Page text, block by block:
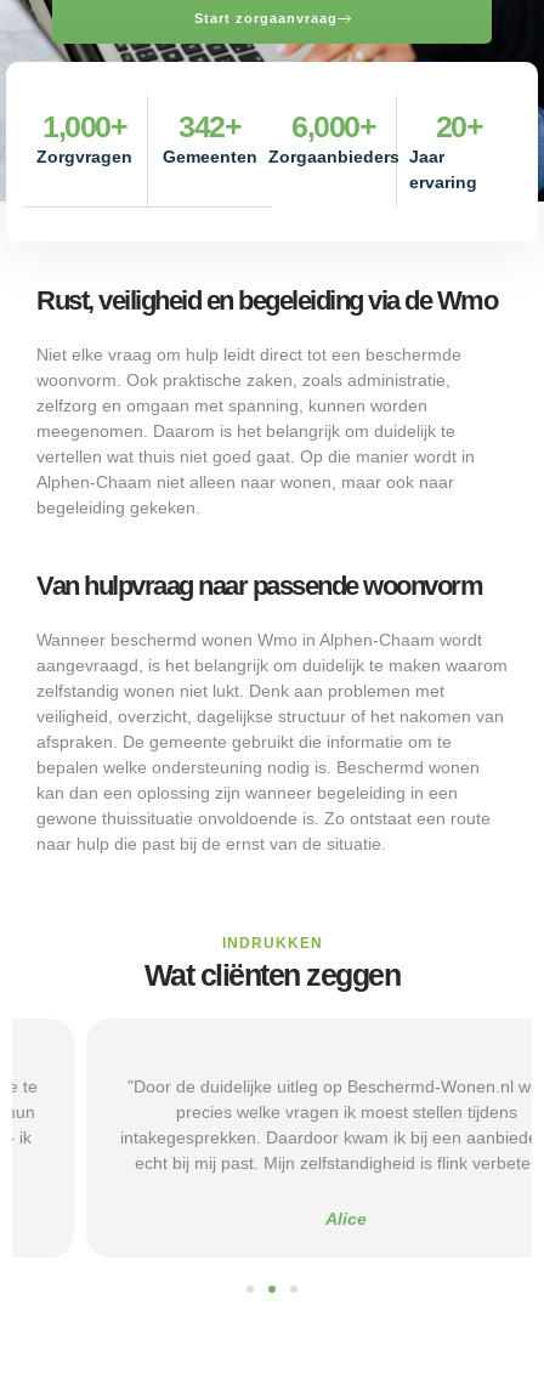
Start zorgaanvraag
Zorgvragen
1,000+
Gemeenten
342+
Zorgaanbieders
6,000+
Jaar
ervaring
20+
Rust, veiligheid en begeleiding via de Wmo
Niet elke vraag om hulp leidt direct tot een beschermde
woonvorm. Ook praktische zaken, zoals administratie,
zelfzorg en omgaan met spanning, kunnen worden
meegenomen. Daarom is het belangrijk om duidelijk te
vertellen wat thuis niet goed gaat. Op die manier wordt in
Alphen-Chaam niet alleen naar wonen, maar ook naar
begeleiding gekeken.
Van hulpvraag naar passende woonvorm
Wanneer beschermd wonen Wmo in Alphen-Chaam wordt
aangevraagd, is het belangrijk om duidelijk te maken waarom
zelfstandig wonen niet lukt. Denk aan problemen met
veiligheid, overzicht, dagelijkse structuur of het nakomen van
afspraken. De gemeente gebruikt die informatie om te
bepalen welke ondersteuning nodig is. Beschermd wonen
kan dan een oplossing zijn wanneer begeleiding in een
gewone thuissituatie onvoldoende is. Zo ontstaat een route
naar hulp die past bij de ernst van de situatie.
INDRUKKEN
Wat cliënten zeggen
"Door de duidelijke uitleg op Beschermd-Wonen.nl wist ik
precies welke vragen ik moest stellen tijdens
intakegesprekken. Daardoor kwam ik bij een aanbieder die
echt bij mij past. Mijn zelfstandigheid is flink verbeterd."